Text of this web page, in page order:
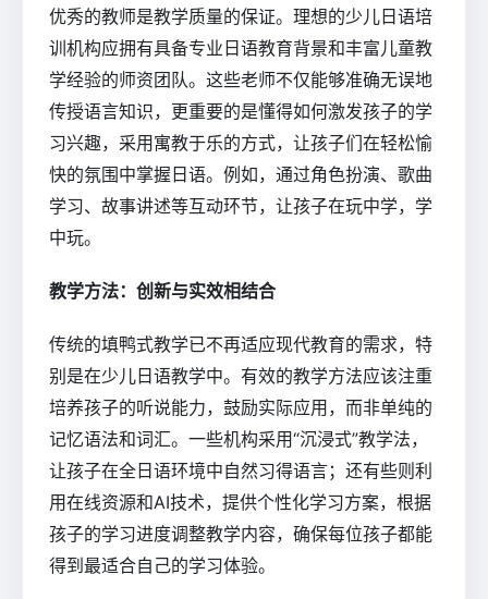
优秀的教师是教学质量的保证。理想的少儿日语培
训机构应拥有具备专业日语教育背景和丰富儿童教
学经验的师资团队。这些老师不仅能够准确无误地
传授语言知识，更重要的是懂得如何激发孩子的学
习兴趣，采用寓教于乐的方式，让孩子们在轻松愉
快的氛围中掌握日语。例如，通过角色扮演、歌曲
学习、故事讲述等互动环节，让孩子在玩中学，学
中玩。
教学方法：创新与实效相结合
传统的填鸭式教学已不再适应现代教育的需求，特
别是在少儿日语教学中。有效的教学方法应该注重
培养孩子的听说能力，鼓励实际应用，而非单纯的
记忆语法和词汇。一些机构采用“沉浸式”教学法，
让孩子在全日语环境中自然习得语言；还有些则利
用在线资源和AI技术，提供个性化学习方案，根据
孩子的学习进度调整教学内容，确保每位孩子都能
得到最适合自己的学习体验。